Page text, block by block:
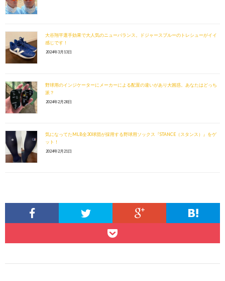
大谷翔平選手効果で大人気のニューバランス。ドジャースブルーのトレシューがイイ
感じです！
2024年3月13日
野球用のインジケーターにメーカーによる配置の違いがあり大困惑。あなたはどっち
派？
2024年2月28日
気になってたMLB全30球団が採用する野球用ソックス『STANCE（スタンス）』をゲ
ット！
2024年2月21日